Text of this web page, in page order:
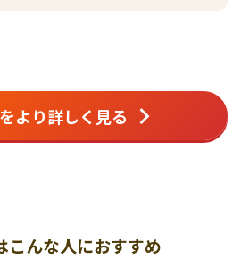
より詳しく見る
こんな人におすすめ